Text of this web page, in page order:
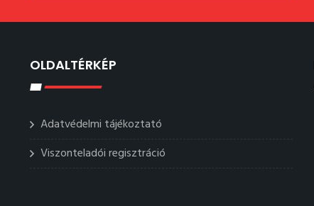
OLDALTÉRKÉP
Adatvédelmi tájékoztató
Viszonteladói regisztráció